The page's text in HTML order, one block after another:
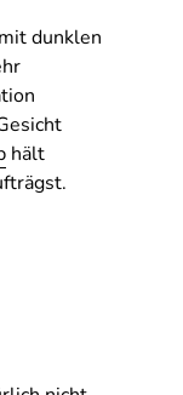
dunklen
hält